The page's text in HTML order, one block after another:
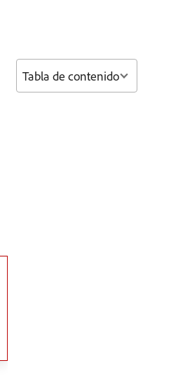
Tabla de contenido